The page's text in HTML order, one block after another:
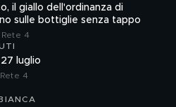
il giallo dell'ordinanza di
sulle bottiglie senza tappo
4
luglio
4